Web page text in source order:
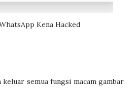
Kena Hacked
keluar semua fungsi macam gambar